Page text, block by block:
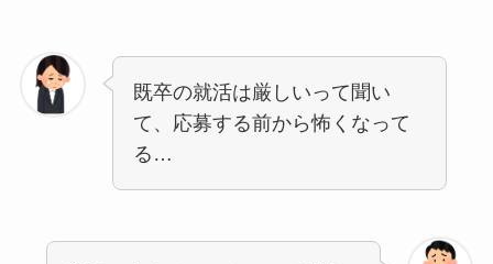
既卒の就活は厳しいって聞い
て、応募する前から怖くなって
る…